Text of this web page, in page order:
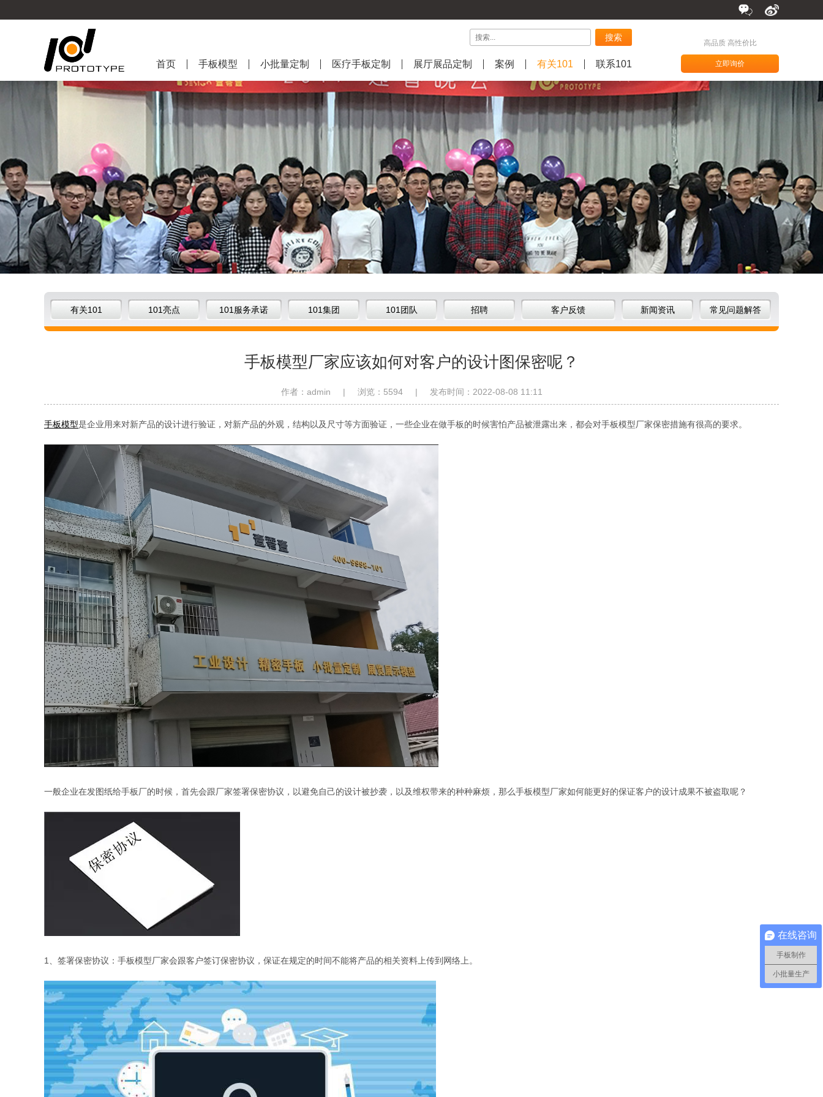
高品质 高性价比
立即询价
搜索
首页 手板模型 小批量定制 医疗手板定制 展厅展品定制 案例 有关101 联系101
有关101 101亮点 101服务承诺 101集团 101团队 招聘 客户反馈 新闻资讯 常见问题解答
手板模型厂家应该如何对客户的设计图保密呢？
作者：admin | 浏览：5594 | 发布时间：2022-08-08 11:11
手板模型是企业用来对新产品的设计进行验证，对新产品的外观，结构以及尺寸等方面验证，一些企业在做手板的时候害怕产品被泄露出来，都会对手板模型厂家保密措施有很高的要求。
一般企业在发图纸给手板厂的时候，首先会跟厂家签署保密协议，以避免自己的设计被抄袭，以及维权带来的种种麻烦，那么手板模型厂家如何能更好的保证客户的设计成果不被盗取呢？
1、签署保密协议：手板模型厂家会跟客户签订保密协议，保证在规定的时间不能将产品的相关资料上传到网络上。
在线咨询
手板制作
小批量生产